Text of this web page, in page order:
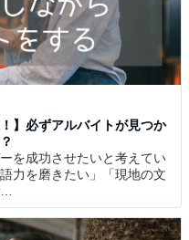
】必ずアルバイトが見つか
を成功させたいと考えてい
力を磨きたい」「現地の文